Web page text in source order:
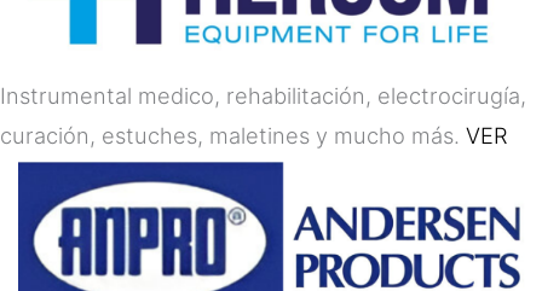
Instrumental medico, rehabilitación, electrocirugía,
curación, estuches, maletines y mucho más. VER